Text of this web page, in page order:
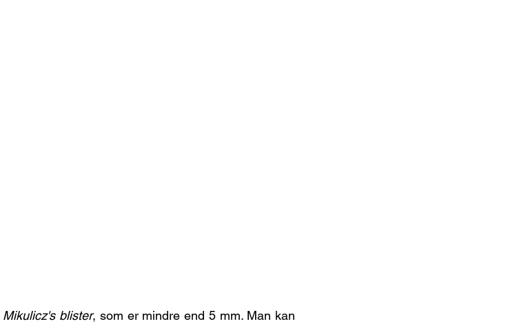
Mikulicz's blister, som er mindre end 5 mm. Man kan